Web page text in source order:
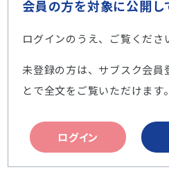
会員の方を対象に公開し
ログインのうえ、ご覧くださ
未登録の方は、サブスク会員
とで全文をご覧いただけます。
ログイン